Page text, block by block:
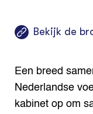
Bekijk de
Een breed
Nederlandse
kabinet op om